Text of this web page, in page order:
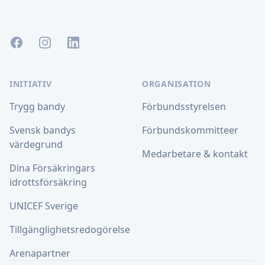
FacebookInstagramLinkedIn
INITIATIV
Trygg bandy
Svensk bandys
värdegrund
Dina Försäkringars
idrottsförsäkring
UNICEF Sverige
Tillgänglighetsredogörelse
Arenapartner
ORGANISATION
Förbundsstyrelsen
Förbundskommitteer
Medarbetare & kontakt